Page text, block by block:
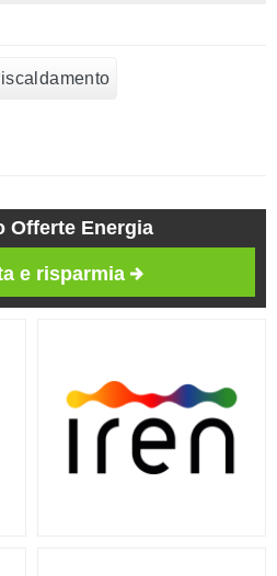
Offerte Energia
e risparmia